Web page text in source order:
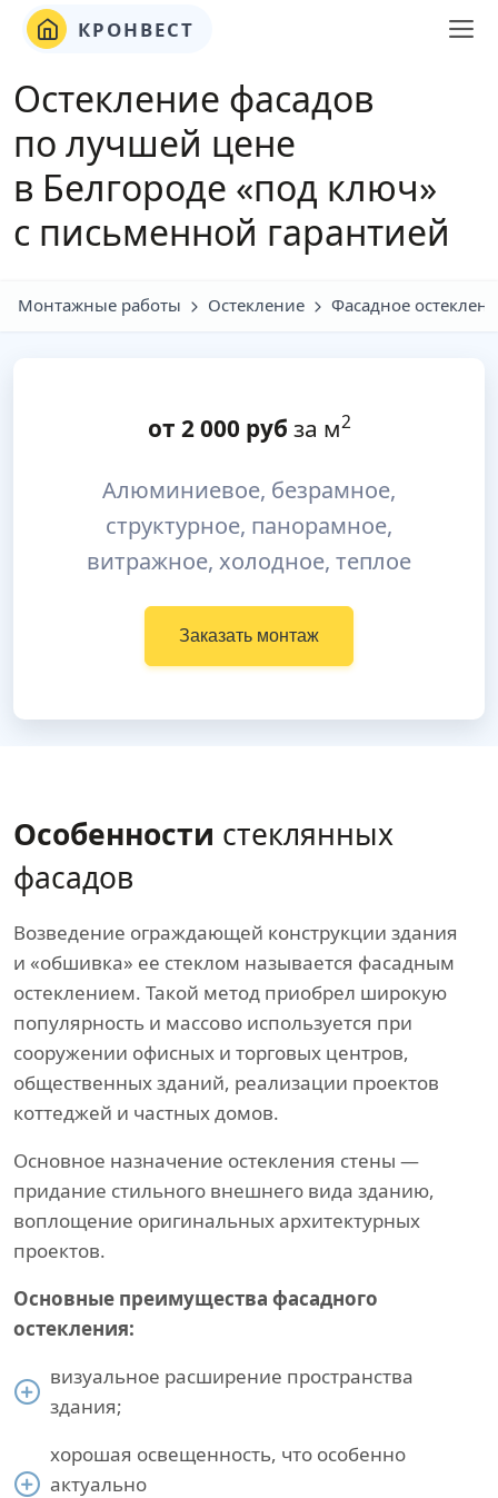
КРОНВЕСТ
Остекление фасадов
по лучшей цене
в Белгородe «под ключ»
с письменной гарантией
Монтажные работы Остекление Фасадное
от 2 000руб за м2
Алюминиевое, безрамное,
структурное, панорамное,
витражное, холодное, теплое
Заказать монтаж
Особенности стеклянных
фасадов
Возведение ограждающей конструкции здания
и «обшивка» ее стеклом называется фасадным
остеклением. Такой метод приобрел широкую
популярность и массово используется при
сооружении офисных и торговых центров,
общественных зданий, реализации проектов
коттеджей и частных домов.
Основное назначение остекления стены —
придание стильного внешнего вида зданию,
воплощение оригинальных архитектурных
проектов.
Основные преимущества фасадного
остекления:
визуальное расширение пространства
здания;
хорошая освещенность, что особенно
актуально